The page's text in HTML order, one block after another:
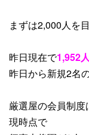
まずは2,000人を
昨日現在で1,952
昨日から新規2名
厳選屋の会員制度
現時点で